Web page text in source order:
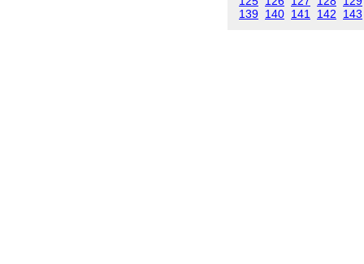
139 140 141 142 143